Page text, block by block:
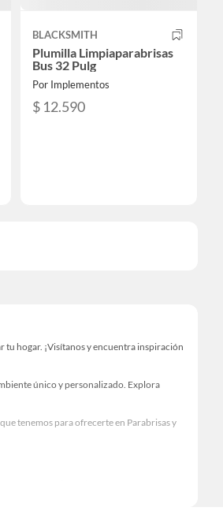
BLACKSMITH
Plumilla Limpiaparabrisas
Bus 32 Pulg
Por Implementos
$ 12.590
tu hogar. ¡Visítanos y encuentra inspiración
único y personalizado. Explora
tenemos para ofrecerte en Parabrisas y
para ofrecerte!